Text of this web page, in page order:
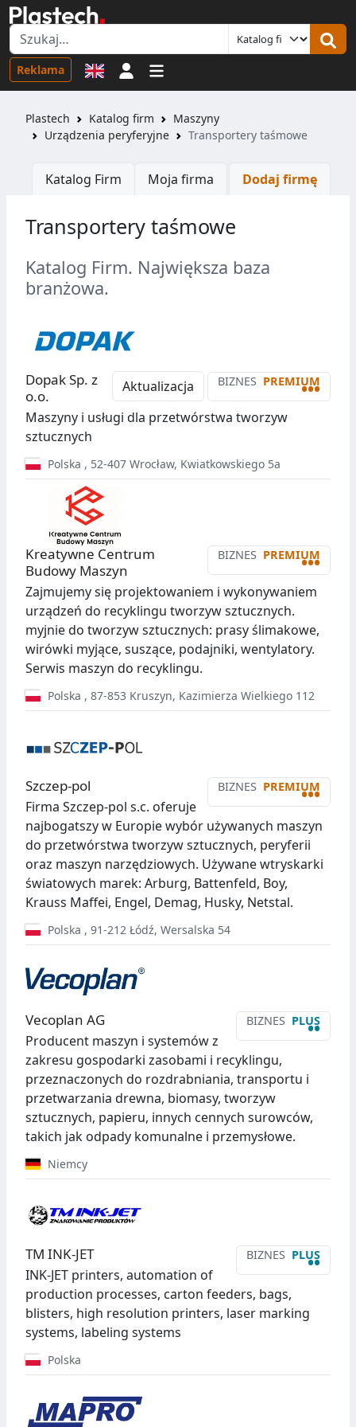
Reklama Logowanie
Plastech Katalog firm
Maszyny
Urządzenia peryferyjne
Transportery taśmowe
Katalog Firm Moja firma Dodaj firmę
Transportery taśmowe
Katalog Firm. Największa baza
branżowa.
Aktualizacja BIZNES PREMIUM
•••
Dopak Sp. z
o.o.
Maszyny i usługi dla przetwórstwa tworzyw
sztucznych
Polska , 52-407 Wrocław, Kwiatkowskiego 5a
BIZNES PREMIUM
•••
Kreatywne Centrum
Budowy Maszyn
Zajmujemy się projektowaniem i wykonywaniem
urządzeń do recyklingu tworzyw sztucznych.
myjnie do tworzyw sztucznych: prasy ślimakowe,
wirówki myjące, suszące, podajniki, wentylatory.
Serwis maszyn do recyklingu.
Polska , 87-853 Kruszyn, Kazimierza Wielkiego 112
BIZNES PREMIUM
•••
Szczep-pol
Firma Szczep-pol s.c. oferuje
najbogatszy w Europie wybór używanych maszyn
do przetwórstwa tworzyw sztucznych, peryferii
oraz maszyn narzędziowych. Używane wtryskarki
światowych marek: Arburg, Battenfeld, Boy,
Krauss Maffei, Engel, Demag, Husky, Netstal.
Polska , 91-212 Łódź, Wersalska 54
BIZNES PLUS
••
Vecoplan AG
Producent maszyn i systemów z
zakresu gospodarki zasobami i recyklingu,
przeznaczonych do rozdrabniania, transportu i
przetwarzania drewna, biomasy, tworzyw
sztucznych, papieru, innych cennych surowców,
takich jak odpady komunalne i przemysłowe.
Niemcy
BIZNES PLUS
••
TM INK-JET
INK-JET printers, automation of
production processes, carton feeders, bags,
blisters, high resolution printers, laser marking
systems, labeling systems
Polska